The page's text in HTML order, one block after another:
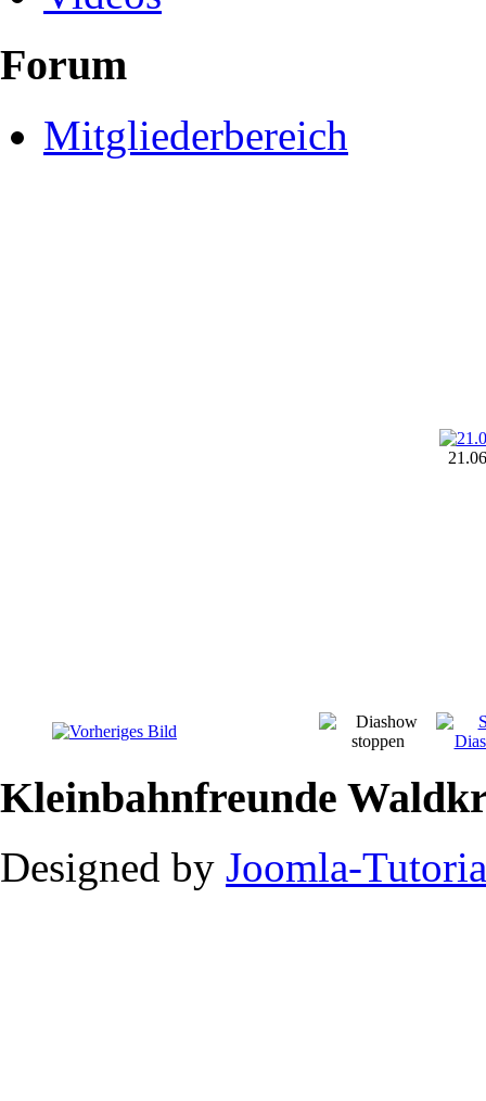
Forum
Mitgliederbereich
Kleinbahnfreunde
Designed by Joomla-